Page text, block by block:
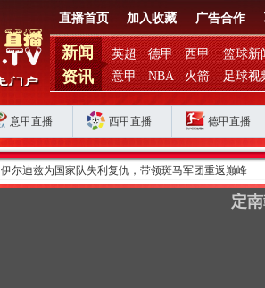
直播首页 加入收藏 广告合作
新闻
资讯
英超 德甲 西甲
篮球新
意甲
NBA 火箭 足球视
意甲直播 西甲直播 德甲直播
伊尔迪兹为国家队失利复仇，带领斑马军团重返巅峰
定